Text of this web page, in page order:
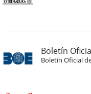
Boletín
Boletín Oficial